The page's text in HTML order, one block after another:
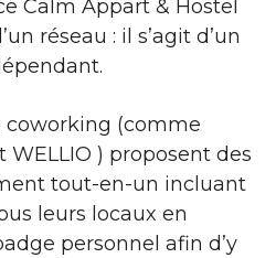
Calm Appart & Hostel
réseau : il s’agit d’un
coworking (comme
WELLIO ) proposent des
tout-en-un incluant
leurs locaux en
personnel afin d’y